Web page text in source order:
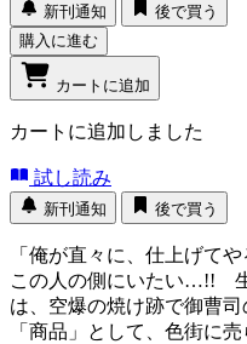
新刊通知
後で買う
購入に進む
カートに追加
カートに追加しました
試し読み
新刊通知 後で買う
「俺が直々に、仕上げて
この人の側にいたい…!!
は、空爆の焼け跡で御曹
「商品」として、色街に